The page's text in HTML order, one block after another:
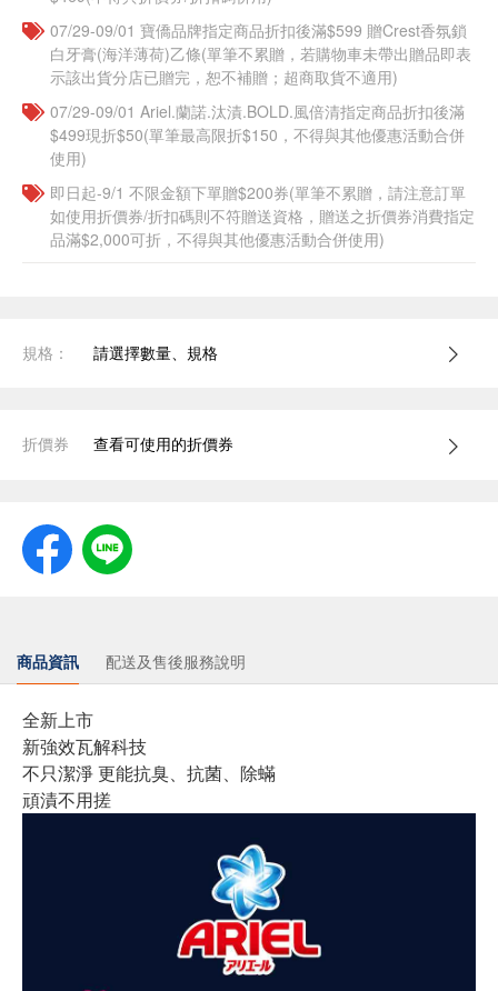
07/29-09/01 寶僑品牌指定商品折扣後滿$599 贈Crest香氛鎖
白牙膏(海洋薄荷)乙條(單筆不累贈，若購物車未帶出贈品即表
示該出貨分店已贈完，恕不補贈；超商取貨不適用)
07/29-09/01 Ariel.蘭諾.汰漬.BOLD.風倍清指定商品折扣後滿
$499現折$50(單筆最高限折$150，不得與其他優惠活動合併
使用)
即日起-9/1 不限金額下單贈$200券(單筆不累贈，請注意訂單
如使用折價券/折扣碼則不符贈送資格，贈送之折價券消費指定
品滿$2,000可折，不得與其他優惠活動合併使用)
規格： 請選擇數量、規格
折價券 查看可使用的折價券
商品資訊 配送及售後服務說明
全新上市
新強效瓦解科技
不只潔淨 更能抗臭、抗菌、除蟎
頑漬不用搓